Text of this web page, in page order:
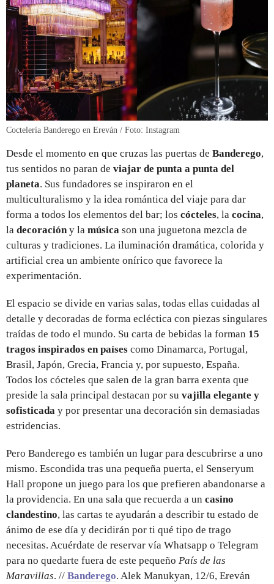
Coctelería Banderego en Ereván / Foto: Instagram
Desde el momento en que cruzas las puertas de Banderego,
tus sentidos no paran de viajar de punta a punta del
planeta. Sus fundadores se inspiraron en el
multiculturalismo y la idea romántica del viaje para dar
forma a todos los elementos del bar; los cócteles, la cocina,
la decoración y la música son una juguetona mezcla de
culturas y tradiciones. La iluminación dramática, colorida y
artificial crea un ambiente onírico que favorece la
experimentación.
El espacio se divide en varias salas, todas ellas cuidadas al
detalle y decoradas de forma ecléctica con piezas singulares
traídas de todo el mundo. Su carta de bebidas la forman 15
tragos inspirados en países como Dinamarca, Portugal,
Brasil, Japón, Grecia, Francia y, por supuesto, España.
Todos los cócteles que salen de la gran barra exenta que
preside la sala principal destacan por su vajilla elegante y
sofisticada y por presentar una decoración sin demasiadas
estridencias.
Pero Banderego es también un lugar para descubrirse a uno
mismo. Escondida tras una pequeña puerta, el Senseryum
Hall propone un juego para los que prefieren abandonarse a
la providencia. En una sala que recuerda a un casino
clandestino, las cartas te ayudarán a describir tu estado de
ánimo de ese día y decidirán por ti qué tipo de trago
necesitas. Acuérdate de reservar vía Whatsapp o Telegram
para no quedarte fuera de este pequeño País de las
Maravillas. // Banderego. Alek Manukyan, 12/6, Ereván